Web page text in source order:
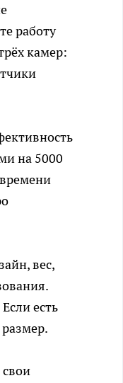
работу
камер:
на 5000
вес,
есть